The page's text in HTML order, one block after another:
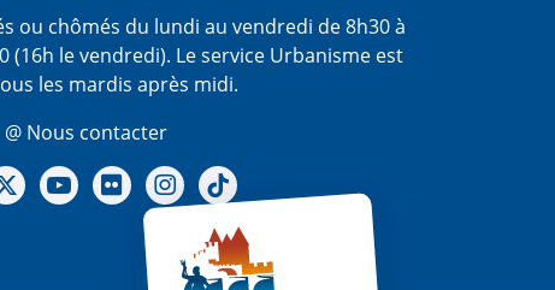
ou chômés du lundi au vendredi de 8h30 à
(16h le vendredi). Le service Urbanisme est
les mardis après midi.
@ Nous contacter
Facebook
Notre X - (twitter)
Notre chaine Youtube
Notre Gallerie sur Flickr
Notre Instagram